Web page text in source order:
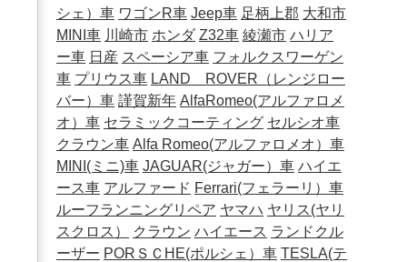
シェ）車 ワゴンR車 Jeep車 足柄上郡 大和市
MINI車 川崎市 ホンダ Z32車 綾瀬市 ハリア
ー車 日産 スペーシア車 フォルクスワーゲン
車 プリウス車 LAND ROVER（レンジロー
バー）車 謹賀新年 AlfaRomeo(アルファロメ
オ）車 セラミックコーティング セルシオ車
クラウン車 Alfa Romeo(アルファロメオ）車
MINI(ミニ)車 JAGUAR(ジャガー）車 ハイエ
ース車 アルファード Ferrari(フェラーリ）車
ルーフランニングリペア ヤマハ ヤリス(ヤリ
スクロス）
クラウン ハイエース ランドクル
ーザー PORＳＣHE(ポルシェ）車 TESLA(テ